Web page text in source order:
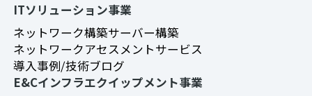
ITソリューション事業
ネットワーク構築サーバー構築
ネットワークアセスメントサービス
導入事例/技術ブログ
E&Cインフラエクイップメント事業